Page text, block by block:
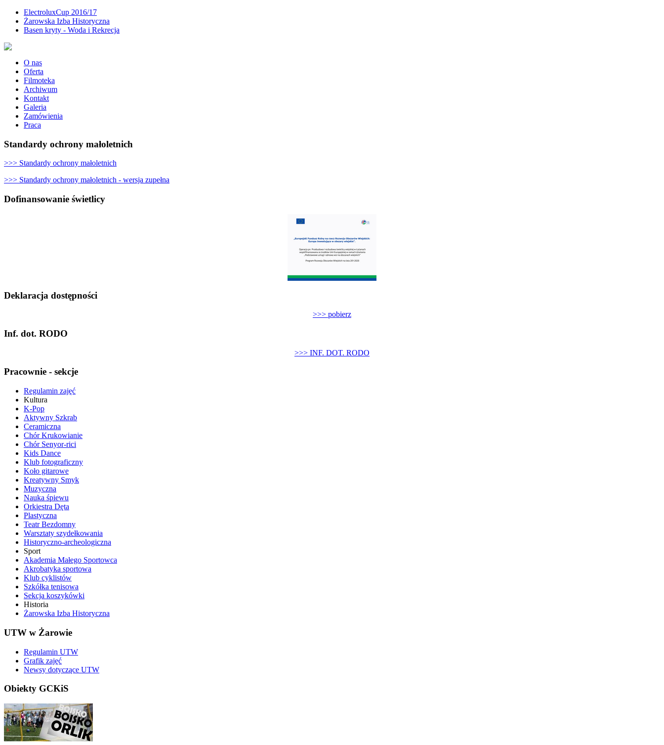
ElectroluxCup 2016/17
Żarowska Izba Historyczna
Basen kryty - Woda i Rekrecja
O nas
Oferta
Filmoteka
Archiwum
Kontakt
Galeria
Zamówienia
Praca
Standardy ochrony małoletnich
>>> Standardy ochrony małoletnich
>>> Standardy ochrony małoletnich - wersja zupełna
Dofinansowanie świetlicy
Deklaracja dostępności
>>> pobierz
Inf. dot. RODO
>>> INF. DOT. RODO
Pracownie - sekcje
Regulamin zajęć
Kultura
K-Pop
Aktywny Szkrab
Ceramiczna
Chór Krukowianie
Chór Senyor-rici
Kids Dance
Klub fotograficzny
Koło gitarowe
Kreatywny Smyk
Muzyczna
Nauka śpiewu
Orkiestra Dęta
Plastyczna
Teatr Bezdomny
Warsztaty szydełkowania
Historyczno-archeologiczna
Sport
Akademia Małego Sportowca
Akrobatyka sportowa
Klub cyklistów
Szkółka tenisowa
Sekcja koszykówki
Historia
Żarowska Izba Historyczna
UTW w Żarowie
Regulamin UTW
Grafik zajęć
Newsy dotyczące UTW
Obiekty GCKiS